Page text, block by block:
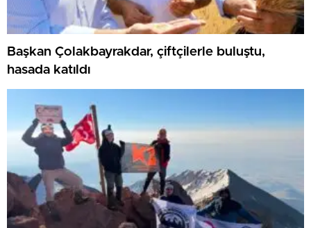
Başkan Çolakbayrakdar, çiftçilerle buluştu,
hasada katıldı